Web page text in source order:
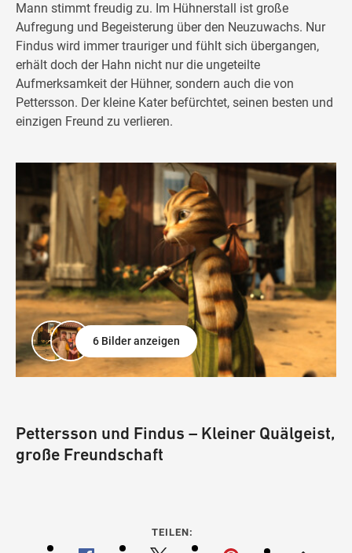
Mann stimmt freudig zu. Im Hühnerstall ist große
Aufregung und Begeisterung über den Neuzuwachs. Nur
Findus wird immer trauriger und fühlt sich übergangen,
erhält doch der Hahn nicht nur die ungeteilte
Aufmerksamkeit der Hühner, sondern auch die von
Pettersson. Der kleine Kater befürchtet, seinen besten und
einzigen Freund zu verlieren.
6 Bilder anzeigen
Pettersson und Findus – Kleiner Quälgeist,
große Freundschaft
TEILEN: